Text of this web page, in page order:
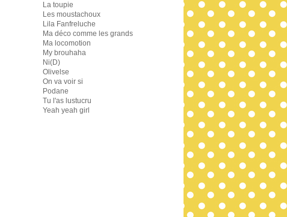
La toupie
Les moustachoux
Lila Fanfreluche
Ma déco comme les grands
Ma locomotion
My brouhaha
Ni(D)
Olivelse
On va voir si
Podane
Tu l'as lustucru
Yeah yeah girl